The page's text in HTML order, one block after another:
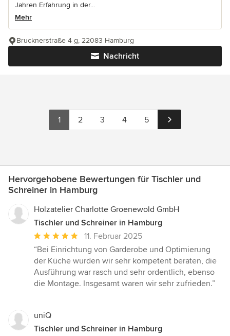
Jahren Erfahrung in der...
Mehr
Nachricht
Brucknerstraße 4 g, 22083 Hamburg
1 2 3 4 5
Hervorgehobene Bewertungen für Tischler und
Schreiner in Hamburg
Holzatelier Charlotte Groenewold GmbH
Tischler und Schreiner in Hamburg
Durchschnittliche
Bewertung:
5
von
5
11. Februar 2025
“Bei Einrichtung von Garderobe und Optimierung
der Küche wurden wir sehr kompetent beraten, die
Ausführung war rasch und sehr ordentlich, ebenso
die Montage. Insgesamt waren wir sehr zufrieden.”
uniQ
Tischler und Schreiner in Hamburg